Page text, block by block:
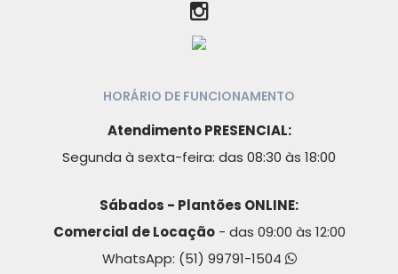
HORÁRIO DE FUNCIONAMENTO
Atendimento PRESENCIAL:
Segunda à sexta-feira: das 08:30 às 18:00
Sábados - Plantões ONLINE:
Comercial de Locação- das 09:00 às 12:00
WhatsApp: (51) 99791-1504